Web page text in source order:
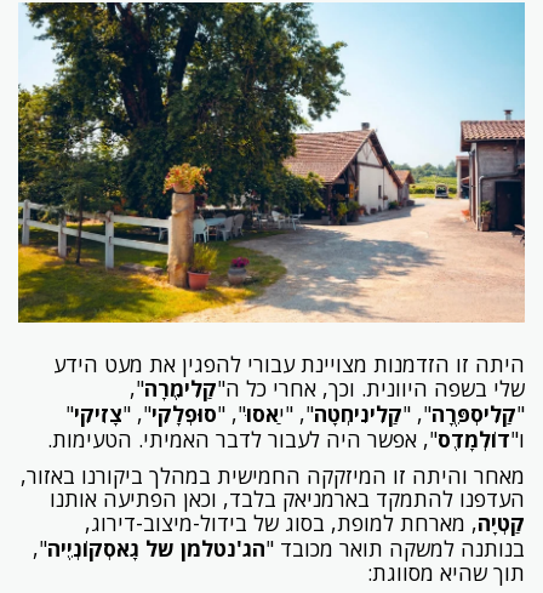
היתה זו הזדמנות מצויינת עבורי להפגין את מעט הידע
שלי בשפה היוונית. וכך, אחרי כל ה"קַלִימֶרָה",
"קַלִיסְפֶּרָה", "קַלִינִיחְטָה", "יַאסוּ", "סוּפְלָקִי", "צָזִיקִי"
ו"דוֹלְמָדֶס", אפשר היה לעבור לדבר האמיתי. הטעימות.
מאחר והיתה זו המיזקקה החמישית במהלך ביקורנו באזור,
העדפנו להתמקד בארמניאק בלבד, וכאן הפתיעה אותנו
קַטְיָה, מארחת למופת, בסוג של בידול-מיצוב-דירוג,
בנותנה למשקה תואר מכובד "הג'נטלמן של גָאסְקוֹנְיֶיה",
תוך שהיא מסווגת: